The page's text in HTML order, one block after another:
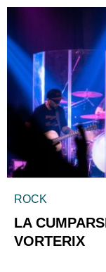
ROCK
LA
VORTERIX